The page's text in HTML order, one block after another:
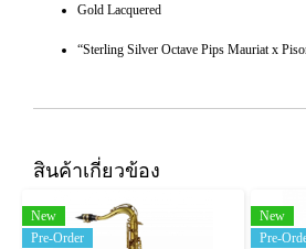
Gold Lacquered
“Sterling Silver Octave Pips Mauriat x
สินค้าเกี่ยวข้อง
New
Pre-Order
New
Pre-